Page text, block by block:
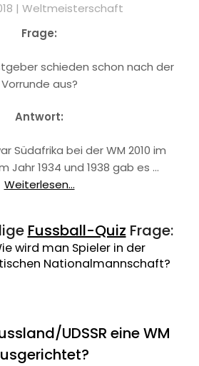
| Weltmeisterschaft
Frage:
schieden schon nach der
Vorrunde aus?
Antwort:
Südafrika bei der WM 2010 im
Jahr 1934 und 1938 gab es …
Weiterlesen...
Fussball-Quiz Frage:
wird man Spieler in der
Nationalmannschaft?
UDSSR eine WM